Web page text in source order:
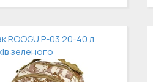
ROOGU P-03 20-40 л
зеленого